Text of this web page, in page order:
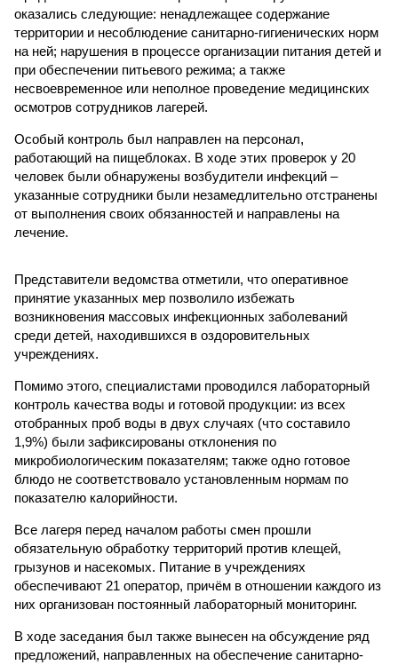
оказались следующие: ненадлежащее содержание
территории и несоблюдение санитарно-гигиенических норм
на ней; нарушения в процессе организации питания детей и
при обеспечении питьевого режима; а также
несвоевременное или неполное проведение медицинских
осмотров сотрудников лагерей.
Особый контроль был направлен на персонал,
работающий на пищеблоках. В ходе этих проверок у 20
человек были обнаружены возбудители инфекций –
указанные сотрудники были незамедлительно отстранены
от выполнения своих обязанностей и направлены на
лечение.
Представители ведомства отметили, что оперативное
принятие указанных мер позволило избежать
возникновения массовых инфекционных заболеваний
среди детей, находившихся в оздоровительных
учреждениях.
Помимо этого, специалистами проводился лабораторный
контроль качества воды и готовой продукции: из всех
отобранных проб воды в двух случаях (что составило
1,9%) были зафиксированы отклонения по
микробиологическим показателям; также одно готовое
блюдо не соответствовало установленным нормам по
показателю калорийности.
Все лагеря перед началом работы смен прошли
обязательную обработку территорий против клещей,
грызунов и насекомых. Питание в учреждениях
обеспечивают 21 оператор, причём в отношении каждого из
них организован постоянный лабораторный мониторинг.
В ходе заседания был также вынесен на обсуждение ряд
предложений, направленных на обеспечение санитарно-